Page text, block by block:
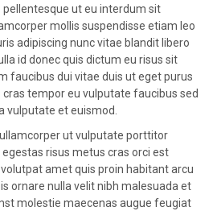
ut eu interdum sit
mollis suspendisse etiam leo
adipiscing nunc vitae blandit libero
id donec quis dictum eu risus sit
faucibus dui vitae duis ut eget purus
tempor eu vulputate faucibus sed
vulputate et euismod.
ut vulputate porttitor
risus metus cras orci est
amet quis proin habitant arcu
ornare nulla velit nibh malesuada et
molestie maecenas augue feugiat